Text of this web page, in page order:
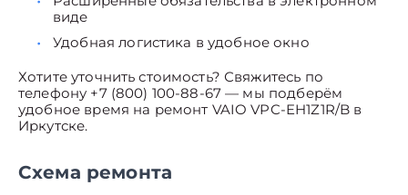
виде
Удобная логистика в удобное окно
Хотите уточнить стоимость? Свяжитесь по
телефону +7 (800) 100-88-67 — мы подберём
удобное время на ремонт VAIO VPC-EH1Z1R/B в
Иркутске.
Схема ремонта